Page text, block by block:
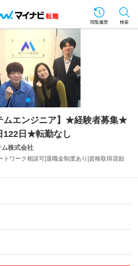
閲覧履歴 検索
ムエンジニア】★経験者募集★
122日★転勤なし
株式会社
トワーク相談可|退職金制度あり|資格取得奨励